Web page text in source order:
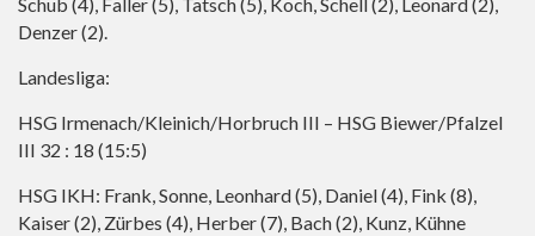
Schub (4), Faller (5), Tatsch (5), Koch, Schell (2), Leonard (2),
Denzer (2).
Landesliga:
HSG Irmenach/Kleinich/Horbruch III – HSG Biewer/Pfalzel
III 32 : 18 (15:5)
HSG IKH: Frank, Sonne, Leonhard (5), Daniel (4), Fink (8),
Kaiser (2), Zürbes (4), Herber (7), Bach (2), Kunz, Kühne